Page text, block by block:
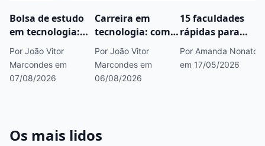
Bolsa de estudo
em tecnologia:
como estudar TI
pagando menos
Por João Vitor
Marcondes em
07/08/2026
Carreira em
tecnologia: como
começar, áreas
em alta e
caminhos para
crescer
Por João Vitor
Marcondes em
06/08/2026
15 faculdades
rápidas para
fazer concurso
público que você
precisa conhecer
Por Amanda Nonato
em 17/05/2026
Os mais lidos